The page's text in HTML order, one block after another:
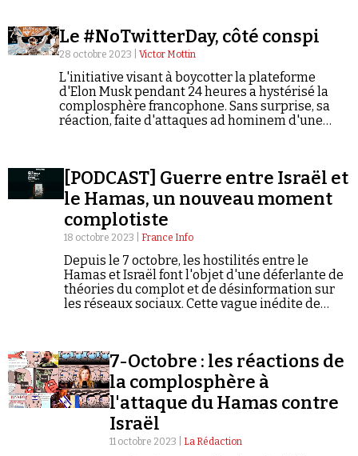
Newsletter
Faire un don
Demander à Vera
Se connecter
Le #NoTwitterDay, côté conspi
28 octobre 2023 |Victor Mottin
L'initiative visant à boycotter la plateforme
d'Elon Musk pendant 24 heures a hystérisé la
complosphère francophone. Sans surprise, sa
réaction, faite d'attaques ad hominem d'une
journée sans Twitter.
[PODCAST] Guerre entre Israël et
le Hamas, un nouveau moment
complotiste
18 octobre 2023 | France Info
Depuis le 7 octobre, les hostilités entre le
Hamas et Israël font l'objet d'une déferlante de
théories du complot et de désinformation sur
les réseaux sociaux. Cette vague inédite de
7-Octobre : les réactions de
la complosphère à
l'attaque du Hamas contre
Israël
11 octobre 2023 | La Rédaction